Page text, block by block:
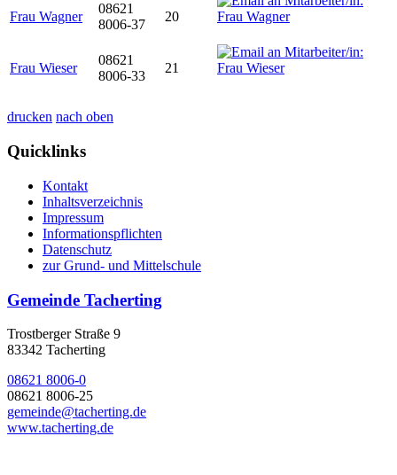
Frau Wagner
08621
8006-37
20
Frau Wieser
08621
8006-33
21
drucken nach oben
Quicklinks
Kontakt
Inhaltsverzeichnis
Impressum
Informationspflichten
Datenschutz
zur Grund- und Mittelschule
Gemeinde Tacherting
Trostberger Straße 9
83342 Tacherting
08621 8006-0
08621 8006-25
gemeinde@tacherting.de
www.tacherting.de